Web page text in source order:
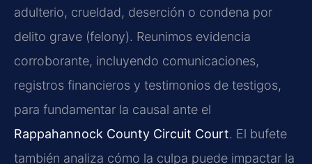
adulterio, crueldad, deserción o condena por
delito grave (felony). Reunimos evidencia
corroborante, incluyendo comunicaciones,
registros financieros y testimonios de testigos,
para fundamentar la causal ante el
Rappahannock County Circuit Court. El bufete
también analiza cómo la culpa puede impactar la